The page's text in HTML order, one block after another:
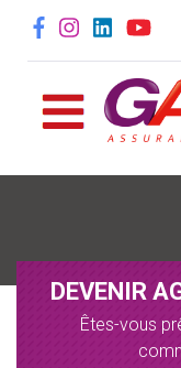
Social
DEVENIR
Êtes-vous